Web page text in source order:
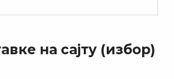
на сајту (избор)